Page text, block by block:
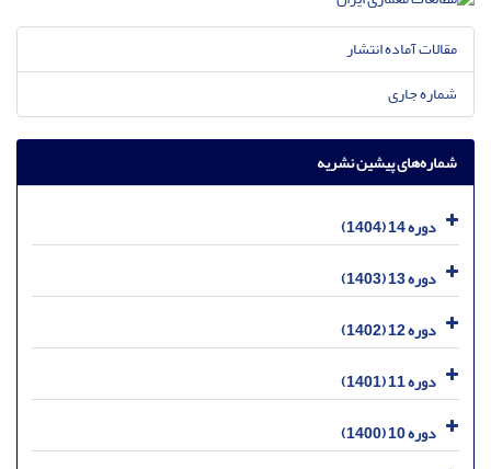
مقالات آماده انتشار
شماره جاری
شماره‌های پیشین نشریه
دوره 14 (1404)
دوره 13 (1403)
دوره 12 (1402)
دوره 11 (1401)
دوره 10 (1400)